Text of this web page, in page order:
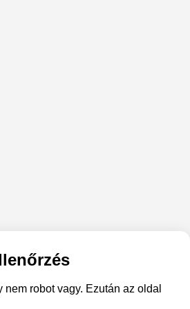
nem robot vagy. Ezután az oldal